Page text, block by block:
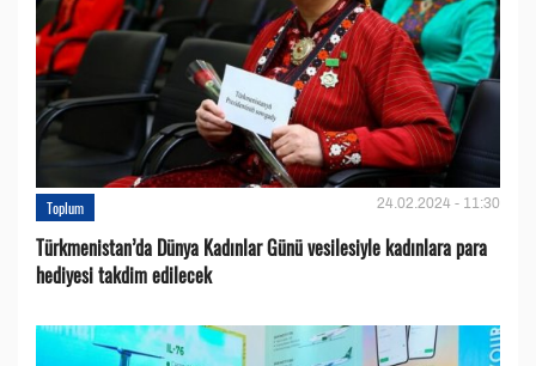
Toplum 24.02.2024 - 11:30
Türkmenistan’da Dünya Kadınlar Günü vesilesiyle kadınlara para
hediyesi takdim edilecek